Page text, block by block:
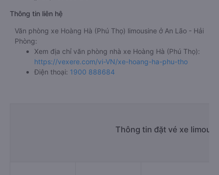
Thông tin liên hệ
Văn phòng xe Hoàng Hà (Phú Thọ) limousine ở An Lão - Hải
Phòng:
Xem địa chỉ văn phòng nhà xe Hoàng Hà (Phú Thọ):
https://vexere.com/vi-VN/xe-hoang-ha-phu-tho
Điện thoại: 1900 888684
Thông tin đặt vé xe